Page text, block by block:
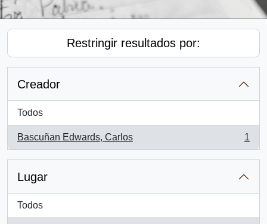
Restringir resultados por:
Creador
Todos
Bascuñan Edwards, Carlos
, 1 resultados
1
Lugar
Todos